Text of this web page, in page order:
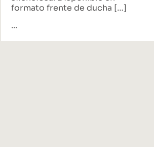
formato frente de ducha […]
...